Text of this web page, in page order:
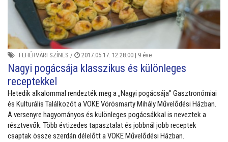
FEHÉRVÁRI SZÍNES / 2017.05.17. 12:28:00 | 9 éve
Nagyi pogácsája klasszikus és különleges
receptekkel
Hetedik alkalommal rendezték meg a „Nagyi pogácsája” Gasztronómiai
és Kulturális Találkozót a VOKE Vörösmarty Mihály Művelődési Házban.
A versenyre hagyományos és különleges pogácsákkal is neveztek a
résztvevők. Több évtizedes tapasztalat és jobbnál jobb receptek
csaptak össze szerdán délelőtt a VOKE Művelődési Házban.